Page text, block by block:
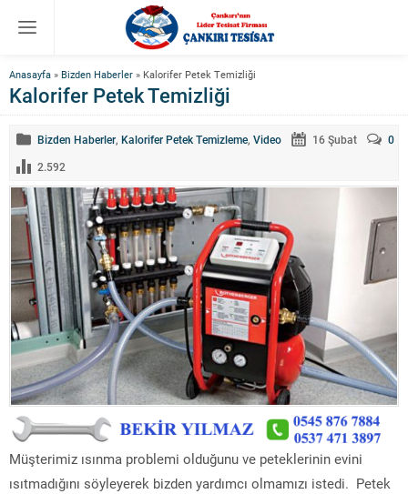
Anasayfa » Bizden Haberler » Kalorifer Petek Temizliği
Kalorifer Petek Temizliği
Bizden Haberler, Kalorifer Petek Temizleme, Video 16 Şubat
0
2.592
Müşterimiz ısınma problemi olduğunu ve peteklerinin evini
ısıtmadığını söyleyerek bizden yardımcı olmamızı istedi. Petek